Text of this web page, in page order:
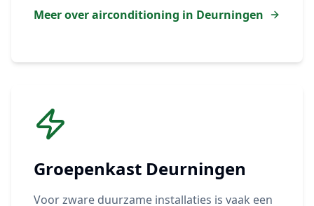
Meer over airconditioning in Deurningen
Groepenkast Deurningen
Voor zware duurzame installaties is vaak een